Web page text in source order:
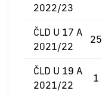
2022/23
ČLD U 17 A
2021/22
25
ČLD U 19 A
2021/22
1